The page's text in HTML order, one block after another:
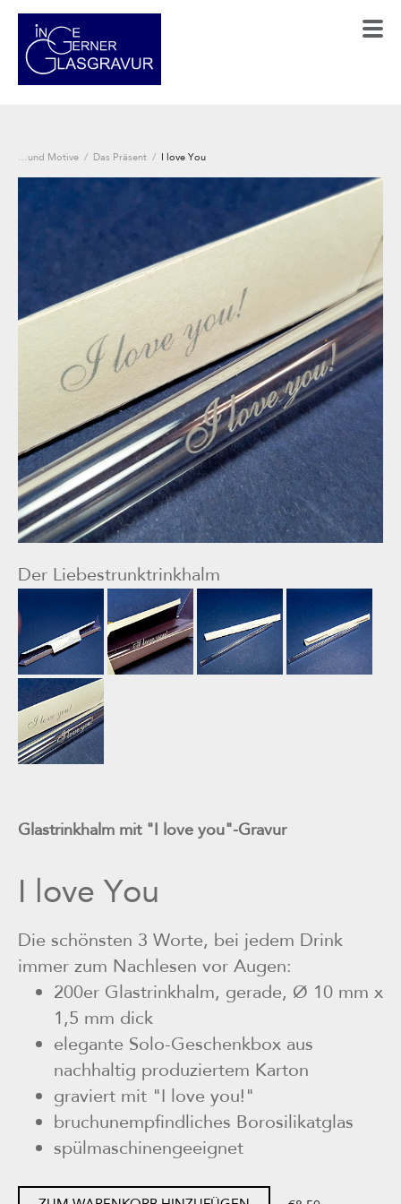
…und Motive / Das Präsent / I love You
Der Liebestrunktrinkhalm
Glastrinkhalm mit "I love you"-Gravur
I love You
Die schönsten 3 Worte, bei jedem Drink
immer zum Nachlesen vor Augen:
200er Glastrinkhalm, gerade, Ø 10 mm x
1,5 mm dick
elegante Solo-Geschenkbox aus
nachhaltig produziertem Karton
graviert mit "I love you!"
bruchunempfindliches Borosilikatglas
spülmaschinengeeignet